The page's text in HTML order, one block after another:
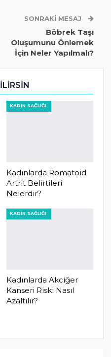
SONRAKI MESAJ
Böbrek Taşı
Oluşumunu Önlemek
İçin Neler Yapılmalı?
KADIN SAĞLIĞI
Kadınlarda Romatoid
Artrit Belirtileri
Nelerdir?
KADIN SAĞLIĞI
Kadınlarda Akciğer
Kanseri Riski Nasıl
Azaltılır?